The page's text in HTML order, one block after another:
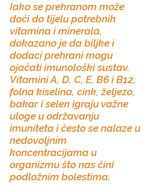
Iako se prehranom može
doći do tijelu potrebnih
vitamina i minerala,
dokazano je da biljke i
dodaci prehrani mogu
ojačati imunološki sustav.
Vitamini A, D, C, E, B6 i B12,
folna kiselina, cink, željezo,
bakar i selen igraju važne
uloge u održavanju
imuniteta i često se nalaze u
nedovoljnim
koncentracijama u
organizmu što nas čini
podložnim bolestima.